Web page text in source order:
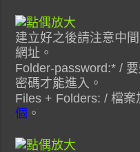
建立好之後請注意中
網址。
Folder-password:* /
密碼才能進入。
Files + Folders: / 檔
個 。